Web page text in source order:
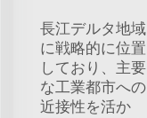
長江デルタ地域
に戦略的に位置
しており、主要
な工業都市への
近接性を活か